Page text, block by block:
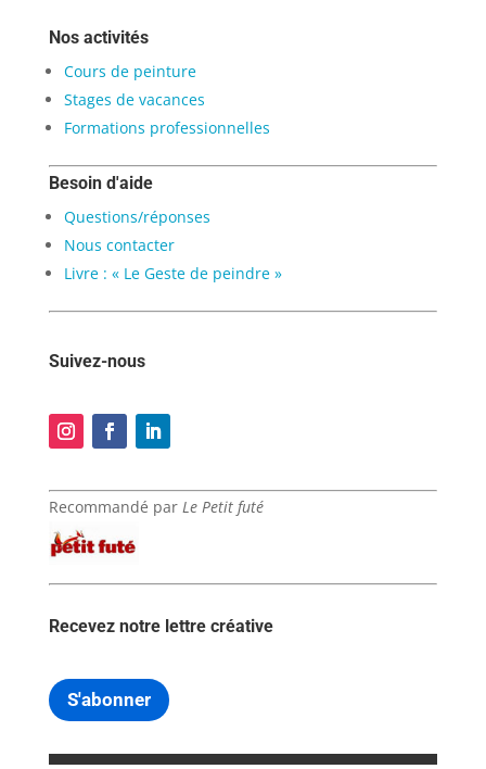
Nos activités
Cours de peinture
Stages de vacances
Formations professionnelles
Besoin d'aide
Questions/réponses
Nous contacter
Livre : « Le Geste de peindre »
Suivez-nous
Recommandé par Le Petit futé
Recevez notre lettre créative
S'abonner